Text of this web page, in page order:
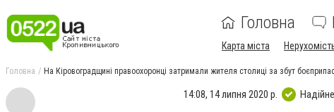
Головна
Карта міста
Головна На Кіровоградщині правоохоронці затримали жителя столиці за збут
14:08, 14 липня 2020 р.